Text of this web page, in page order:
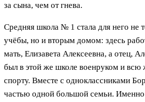
за сына, чем от гнева.
Средняя школа № 1 стала для него не
учёбы, но и вторым домом: здесь
мать, Елизавета Алексеевна, а отец,
был в этой же школе военруком и всю
спорту. Вместе с одноклассниками
частью одной большой семьи.